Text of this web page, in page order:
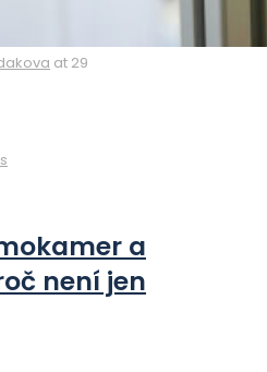
at 29
a
není jen